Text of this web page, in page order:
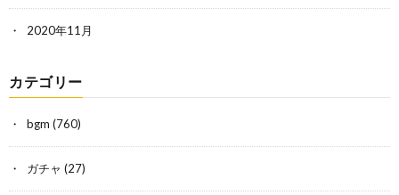
2020年11月
カテゴリー
bgm (760)
ガチャ (27)